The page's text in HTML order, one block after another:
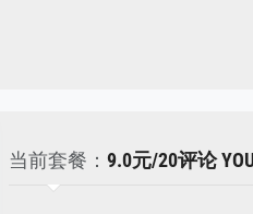
当前套餐： 9.0元/20评论